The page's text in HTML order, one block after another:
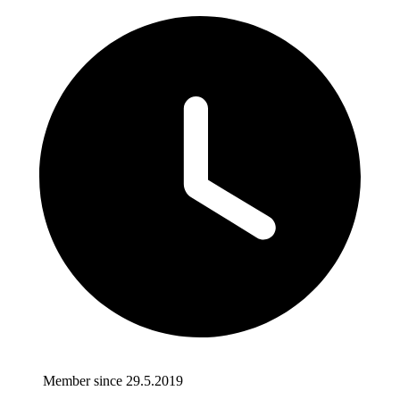
Member since 29.5.2019